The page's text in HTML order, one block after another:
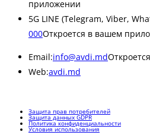
приложении
5G LINE (Telegram, Viber,
000Откроется в вашем
Email:info@avdi.md
Web:avdi.md
Защита прав потребителей
Защита данных GDPR
Политика конфиденциальности
Условия использования